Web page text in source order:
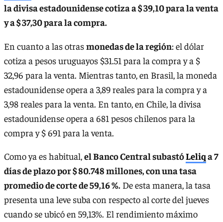
la divisa estadounidense cotiza a $ 39,10 para la venta
y a $ 37,30 para la compra.
En cuanto a las otrasmonedas de la región: el dólar
cotiza a pesos uruguayos $31.51 para la compra y a $
32,96 para la venta. Mientras tanto, en Brasil, la moneda
estadounidense opera a 3,89 reales para la compra y a
3,98 reales para la venta. En tanto, en Chile, la divisa
estadounidense opera a 681 pesos chilenos para la
compra y $ 691 para la venta.
Como ya es habitual,el Banco Central subastóLeliqa 7
días de plazo por $ 80.748 millones, con una tasa
promedio de corte de 59,16 %. De esta manera, la tasa
presenta una leve suba con respecto al corte del jueves
cuando se ubicó en 59,13%. El rendimiento máximo